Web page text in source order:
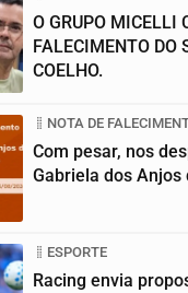
O GRUPO MICELLI
FALECIMENTO DO
COELHO.
NOTA DE
Com pesar, nos
Gabriela dos Anjos
ESPORTE
Racing envia